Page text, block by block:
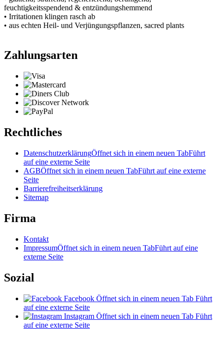
feuchtigkeitsspendend & entzündungshemmend
• Irritationen klingen rasch ab
• aus echten Heil- und Verjüngungspflanzen, sacred plants
Zahlungsarten
Rechtliches
DatenschutzerklärungÖffnet sich in einem neuen TabFührt
auf eine externe Seite
AGBÖffnet sich in einem neuen TabFührt auf eine externe
Seite
Barrierefreiheitserklärung
Sitemap
Firma
Kontakt
ImpressumÖffnet sich in einem neuen TabFührt auf eine
externe Seite
Sozial
Facebook Öffnet sich in einem neuen Tab Führt
auf eine externe Seite
Instagram Öffnet sich in einem neuen Tab Führt
auf eine externe Seite